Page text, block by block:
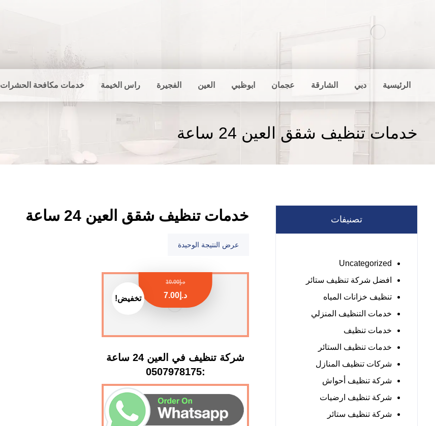
الرئيسية دبي الشارقة عجمان ابوظبي العين الفجيرة راس الخيمة خدمات مكافحة الحشرات
خدمات تنظيف شقق العين 24 ساعة
خدمات تنظيف شقق العين 24 ساعة
عرض النتيجة الوحيدة
تخفيض!
شركة تنظيف في العين 24 ساعة
:0507978175
د.إ10.00
د.إ 7.00
تصنيفات
Uncategorized
افضل شركة تنظيف ستائر
تنظيف خزانات المياه
خدمات التنظيف المنزلي
خدمات تنظيف
خدمات تنظيف الستائر
شركات تنظيف المنازل
شركة تنظيف أحواش
شركة تنظيف ارضيات
شركة تنظيف ستائر